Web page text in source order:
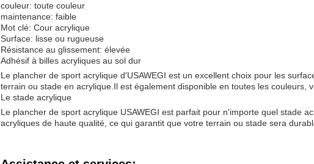
couleur: toute couleur
maintenance: faible
Mot clé: Cour acrylique
Surface: lisse ou rugueuse
Résistance au glissement: élevée
Adhésif à billes acryliques au sol dur
Le plancher de sport acrylique d'USAWEGI est un excellent choix pour les
terrain ou stade en acrylique.Il est également disponible en toutes les couleurs,
Le stade acrylique
Le plancher de sport acrylique USAWEGI est parfait pour n'importe quel stade
acryliques de haute qualité, ce qui garantit que votre terrain ou stade sera